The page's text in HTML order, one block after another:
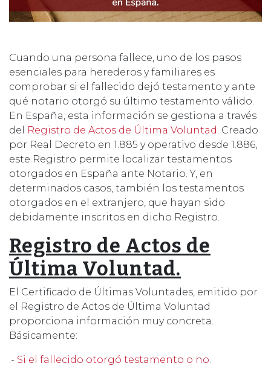
Cuando una persona fallece, uno de los pasos
esenciales para herederos y familiares es
comprobar si el fallecido dejó testamento y ante
qué notario otorgó su último testamento válido.
En España, esta información se gestiona a través
del
Registro de Actos de Última Voluntad . Creado
por Real Decreto en 1.885 y operativo desde 1.886,
este Registro permite localizar testamentos
otorgados en España ante Notario. Y, en
determinados casos, también los testamentos
otorgados en el extranjero, que hayan sido
debidamente inscritos en dicho Registro.
Registro de Actos de
Última Voluntad.
El Certificado de Últimas Voluntades, emitido por
el Registro de Actos de Última Voluntad
proporciona información muy concreta.
Básicamente:
.- Si el fallecido otorgó testamento o no